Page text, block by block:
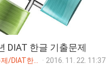
DIAT 한글 기출문제
DIAT 기출문제/DIAT한글 · 2016. 11. 22. 11:37